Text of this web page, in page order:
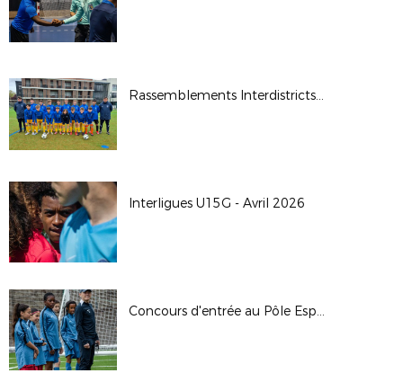
Rassemblements Interdistricts U14G - Avr. 2026
Interligues U15G - Avril 2026
Concours d'entrée au Pôle Espoirs - 2026